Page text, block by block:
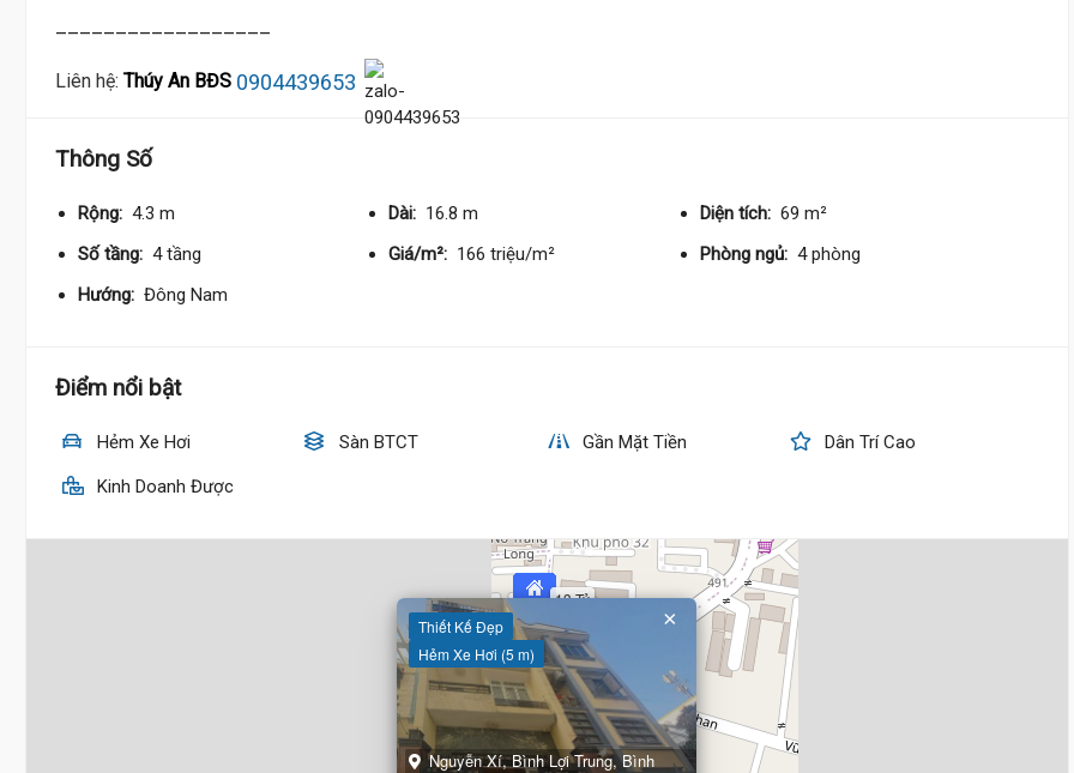
Liên hệ: Thúy An BĐS 0904439653
Thông Số
Rộng: 4.3 m Dài: 16.8 m Diện tích: 69 m²
Số tầng: 4 tầng Giá/m²: 166 triệu/m² Phòng ngủ: 4 phòng
Hướng: Đông Nam
Điểm nổi bật
Hẻm Xe Hơi Sàn BTCT Gần Mặt Tiền Dân Trí Cao
Kinh Doanh Được
13 Tỷ
Thiết Kế Đẹp
Hẻm Xe Hơi (5 m)
Nguyễn Xí, Bình Lợi Trung, Bình
×